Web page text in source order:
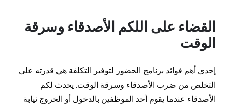
القضاء على اللكم الأصدقاء وسرقة
الوقت
إحدى أهم فوائد برنامج الحضور لتوفير التكلفة هي قدرته على
التخلص من ضرب الأصدقاء وسرقة الوقت. يحدث لكم
الأصدقاء عندما يقوم أحد الموظفين بالدخول أو الخروج نيابة